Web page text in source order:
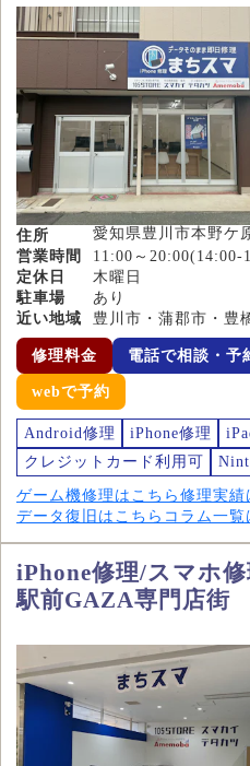
住所
愛知県豊川市本野ケ
営業時間
11:00～20:00(14:00-
定休日
木曜日
駐車場
あり
近い地域
豊川市・蒲郡市・豊
修理料金 電話で相談・予
webで予約
Android修理 iPhone修理
クレジットカード利用可
ゲーム機修理はこちら 修理実績
データ復旧はこちら コラム一覧
iPhone修理/スマホ
駅前GAZA専門店街